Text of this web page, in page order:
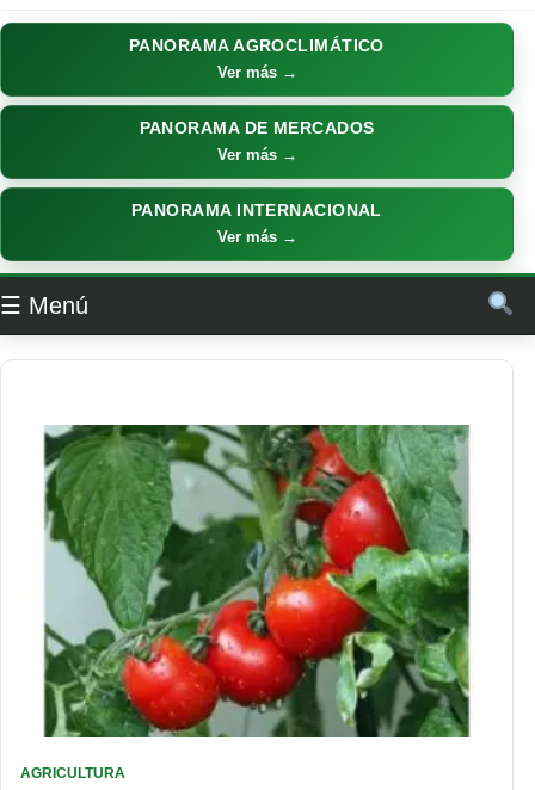
PANORAMA AGROCLIMÁTICO
Ver más →
PANORAMA DE MERCADOS
Ver más →
PANORAMA INTERNACIONAL
Ver más →
☰ Menú
AGRICULTURA